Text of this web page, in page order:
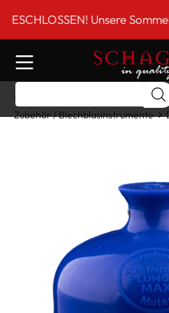
springenUnsere Sommer-
Home
Zubehör / Blechblasinstrumente